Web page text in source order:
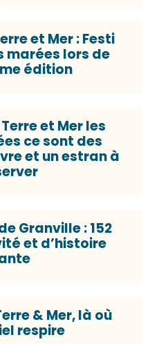
et Mer : Festi
marées lors de
édition
et Mer les
ce sont des
et un estran à
Granville : 152
et d’histoire
& Mer, là où
respire